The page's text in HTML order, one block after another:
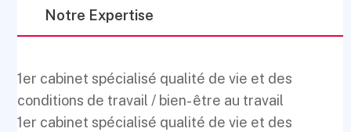
Notre Expertise
1er cabinet spécialisé qualité de vie et des
conditions de travail / bien- être au travail
1er cabinet spécialisé qualité de vie et des